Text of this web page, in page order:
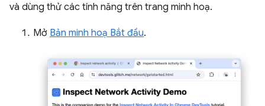
và dùng thử các tính năng trên trang minh hoạ.
Mở Bản minh hoạ Bắt đầu.